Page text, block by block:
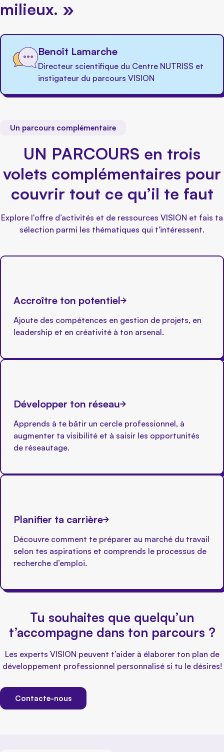
milieux. »
Benoît Lamarche
Directeur scientifique du Centre NUTRISS et
instigateur du parcours VISION
Un parcours complémentaire
UN PARCOURS en trois
volets complémentaires pour
couvrir tout ce qu’il te faut
Explore l'offre d’activités et de ressources VISION et fais ta
sélection parmi les thématiques qui t'intéressent.
Accroître ton potentiel
Ajoute des compétences en gestion de projets, en
leadership et en créativité à ton arsenal.
Développer ton réseau
Apprends à te bâtir un cercle professionnel, à
augmenter ta visibilité et à saisir les opportunités
de réseautage.
Planifier ta carrière
Découvre comment te préparer au marché du travail
selon tes aspirations et comprends le processus de
recherche d’emploi.
Tu souhaites que quelqu’un
t’accompagne dans ton parcours ?
Les experts VISION peuvent t’aider à élaborer ton plan de
développement professionnel personnalisé si tu le désires!
Contacte-nous